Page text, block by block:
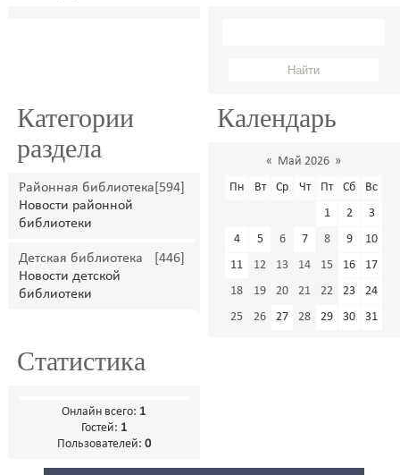
Категории
раздела
Районная библиотека [594]
Новости районной
библиотеки
Детская библиотека
[446]
Новости детской
библиотеки
Календарь
« Май 2026 »
Пн
Вт Ср Чт Пт Сб
Вс
1
2
3
4
5 6 7 8 9
10
11
12 13 14 15 16
17
18
19 20 21 22 23
24
25
26 27 28 29 30 31
Статистика
Онлайн всего: 1
Гостей: 1
Пользователей: 0